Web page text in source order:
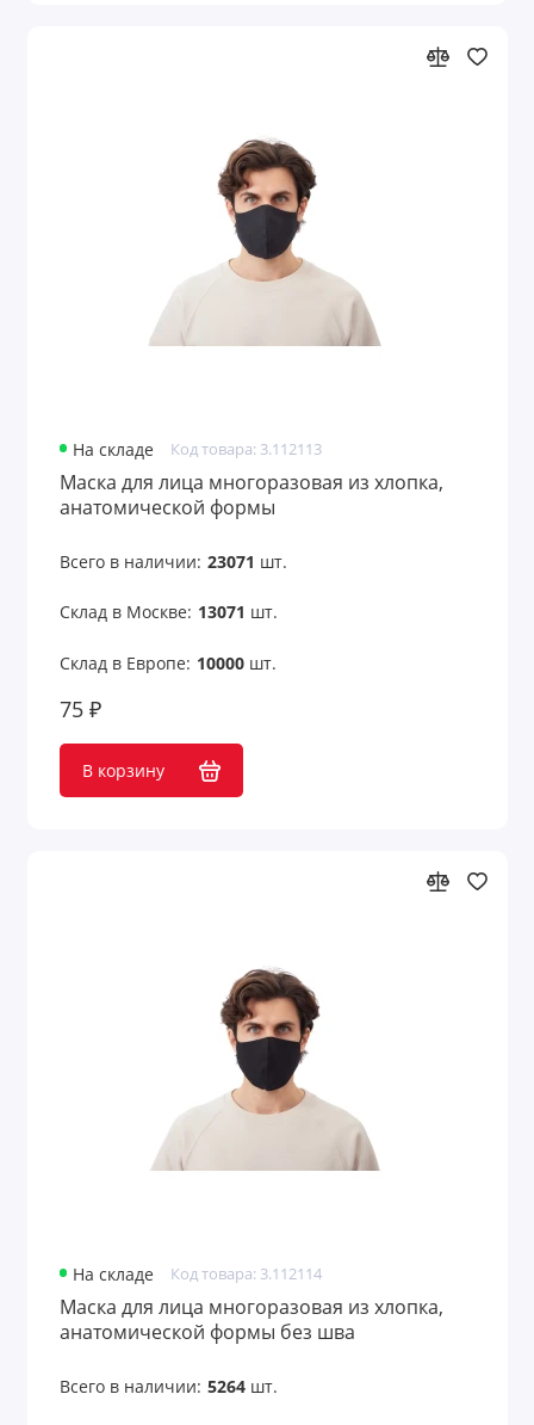
На складе Код товара: 3.112113
Маска для лица многоразовая из хлопка,
анатомической формы
Всего в наличии: 23071 шт.
Склад в Москве: 13071 шт.
Склад в Европе: 10000шт.
75 ₽
В корзину
На складе Код товара: 3.112114
Маска для лица многоразовая из хлопка,
анатомической формы без шва
Всего в наличии: 5264шт.